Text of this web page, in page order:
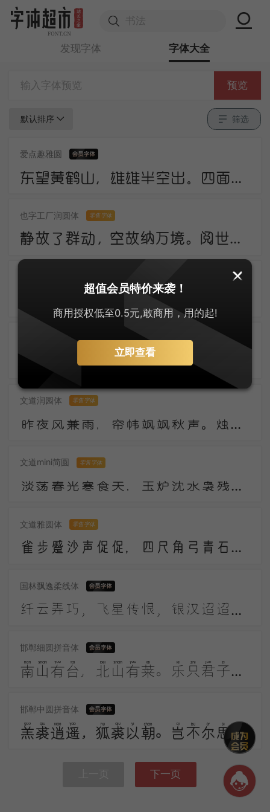
发现字体 字体大全
预览
默认排序 筛选
爱点趣雅圆
东望黄鹤山，雄雄半空出。四面生白云，中峰倚红日。岩峦行穹跨，峰嶂亦冥密。
也字工厂润圆体 零售字体
静故了群动，空故纳万境。阅世走人间，观身卧云岭。咸酸杂众好，中有至味永。诗法不相妨，此语当更请。
郑庆科静雅体-古朴版 零售字体
文道润园体 零售字体
昨夜风兼雨，帘帏飒飒秋声。烛残漏断频倚枕。起坐不能平。 世事漫随流水，算来一梦浮生。醉乡路稳宜频到，此外不堪行。
文道mini简圆 零售字体
淡荡春光寒食天，玉炉沈水袅残烟，梦回山枕隐花钿。海燕未来人斗草，江梅已过柳生绵，黄昏疏雨湿秋千。
文道雅圆体 零售字体
雀步蹙沙声促促，四尺角弓青石镞。黑幡三点铜鼓鸣，高作猿啼摇箭箙。彩巾缠踍幅半斜，溪头簇队映葛花。
国林飘逸柔线体
纤云弄巧，飞星传恨，银汉迢迢暗度。金风玉露一相逢，便胜却人间无数。柔情似水，佳期如梦，忍顾鹊桥归路。两情若是久长时，又岂在朝朝暮暮。
邯郸细圆拼音体
南山有台，北山有莱。乐只君子，邦家之基。乐只君子，万寿无期。南山有桑，北山有杨。乐只君子，邦家之光。乐只君子，万寿无疆。
邯郸中圆拼音体
羔裘逍遥，狐裘以朝。岂不尔思？劳心忉忉。羔裘翱翔，狐裘在堂。岂不尔思？我心忧伤。羔裘如膏，日出有曜。岂不尔思？中心是悼。
下一页
超值会员特价来袭！
商用授权低至0.5元,敢商用，用的起!
立即查看